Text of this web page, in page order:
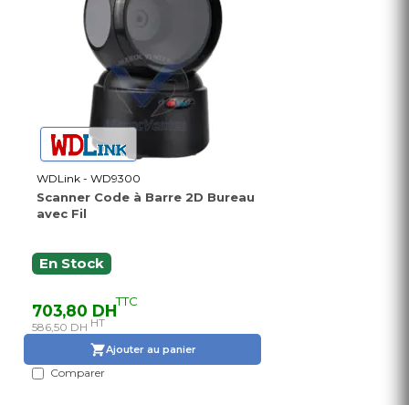
WDLink - WD9300
Scanner Code à Barre 2D Bureau
avec Fil
En Stock
703,80 DHTTC
586,50 DH HT
Ajouter au panier
Comparer